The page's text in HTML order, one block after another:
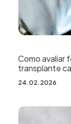
Como avaliar
transplante
24.02.2026